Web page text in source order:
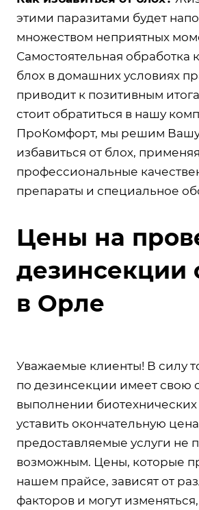
этими паразитами будет
множеством неприятных
Самостоятельная обработка
блох в домашних условиях
приводит к позитивным
стоит обратиться в нашу
ПроКомфорт, мы решим
избавиться от блох,
профессиональные
препараты и специальное
Цены на
дезинсекции
в Орле
Уважаемые клиенты! В силу
по дезинсекции имеет свою
выполнении биотехнических
уставить окончательную
предоставляемые услуги не
возможным. Цены, которые
нашем прайсе, зависят от
факторов и могут